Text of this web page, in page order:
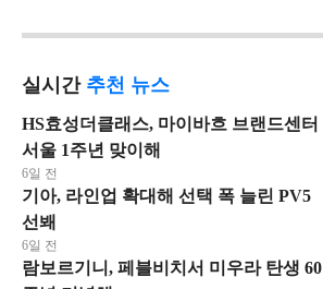
실시간 추천 뉴스
HS효성더클래스, 마이바흐 브랜드센터
서울 1주년 맞이해
6일 전
기아, 라인업 확대해 선택 폭 늘린 PV5
선봬
6일 전
람보르기니, 페블비치서 미우라 탄생 60